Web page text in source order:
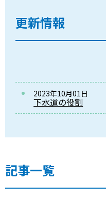
更新情報
2023年10月01日
下水道の役割
記事一覧